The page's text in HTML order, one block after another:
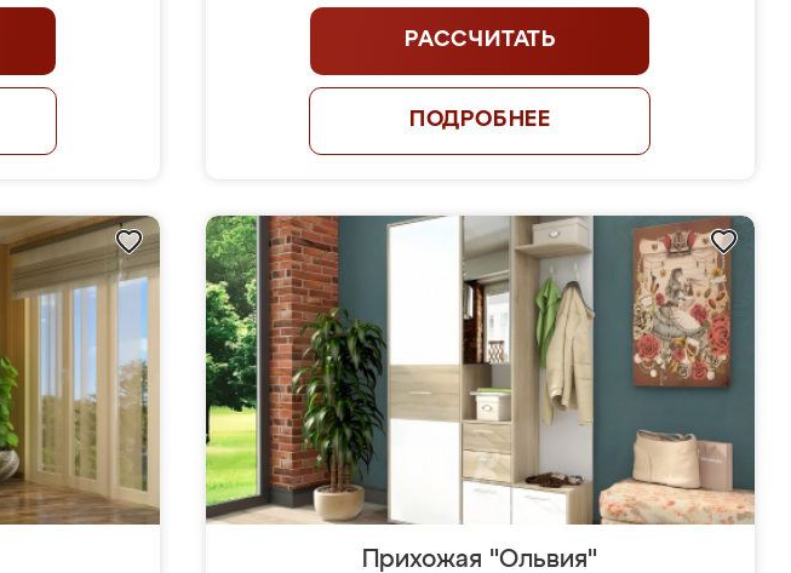
РАССЧИТАТЬ
ПОДРОБНЕЕ
Прихожая "Ольвия"